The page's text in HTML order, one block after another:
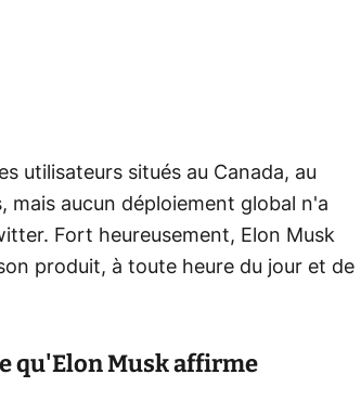
utilisateurs situés au Canada, au
mais aucun déploiement global n'a
Fort heureusement, Elon Musk
produit, à toute heure du jour et de
qu'Elon Musk affirme